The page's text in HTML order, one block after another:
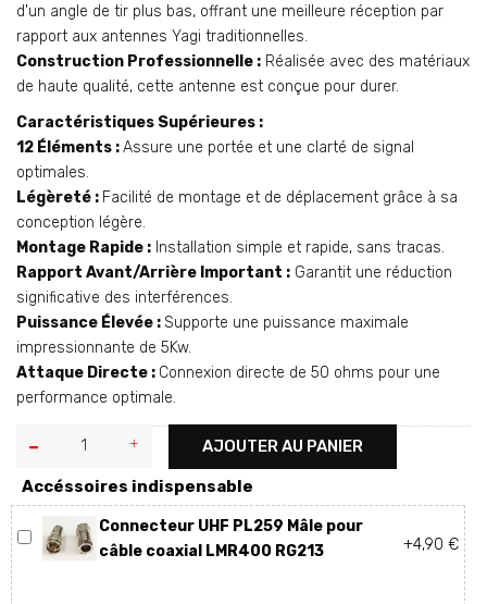
d'un angle de tir plus bas, offrant une meilleure réception par
rapport aux antennes Yagi traditionnelles.
Construction Professionnelle : Réalisée avec des matériaux
de haute qualité, cette antenne est conçue pour durer.
Caractéristiques Supérieures :
12 Éléments :Assure une portée et une clarté de signal
optimales.
Légèreté : Facilité de montage et de déplacement grâce à sa
conception légère.
Montage Rapide : Installation simple et rapide, sans tracas.
Rapport Avant/Arrière Important : Garantit une réduction
significative des interférences.
Puissance Élevée :Supporte une puissance maximale
impressionnante de 5Kw.
Attaque Directe : Connexion directe de 50 ohms pour une
performance optimale.
AJOUTER AU PANIER
Accéssoires indispensable
Connecteur UHF PL259 Mâle pour
câble coaxial LMR400 RG213
+4,90 €